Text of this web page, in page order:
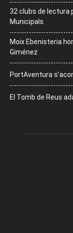
32 clubs de lectura
Municipals
Moix Ebenisteria
Giménez
PortAventura
El Tomb de Reus